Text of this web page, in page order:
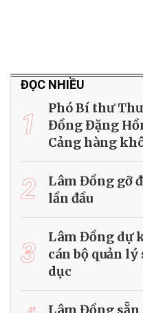
ĐỌC NHIỀU
1
Phó Bí thư
Đồng Đặng
Cảng hàng
2
Lâm Đồng gỡ
lần đầu
3
Lâm Đồng dự
cán bộ quản lý
dục
Lâm Đồng sẵn